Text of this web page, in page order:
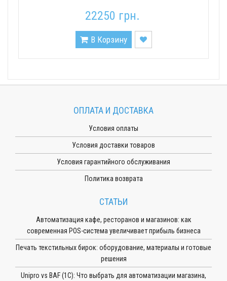
22250 грн.
В Корзину
ОПЛАТА И ДОСТАВКА
Условия оплаты
Условия доставки товаров
Условия гарантийного обслуживания
Политика возврата
СТАТЬИ
Автоматизация кафе, ресторанов и магазинов: как
современная POS-система увеличивает прибыль бизнеса
Печать текстильных бирок: оборудование, материалы и готовые
решения
Unipro vs BAF (1С): Что выбрать для автоматизации магазина,